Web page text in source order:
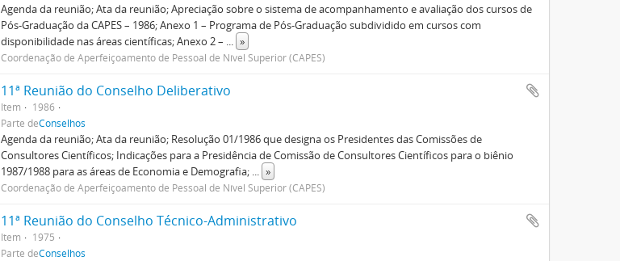
Agenda da reunião; Ata da reunião; Apreciação sobre o sistema de acompanhamento e avaliação dos cursos de
Pós-Graduação da CAPES – 1986; Anexo 1 – Programa de Pós-Graduação subdividido em cursos com
disponibilidade nas áreas científicas; Anexo 2 – ... »
Coordenação de Aperfeiçoamento de Pessoal de Nível Superior (CAPES)
11ª Reunião do Conselho Deliberativo
Item
1986
Parte deConselhos
Agenda da reunião; Ata da reunião; Resolução 01/1986 que designa os Presidentes das Comissões de
Consultores Científicos; Indicações para a Presidência de Comissão de Consultores Científicos para o biênio
1987/1988 para as áreas de Economia e Demografia; ... »
Coordenação de Aperfeiçoamento de Pessoal de Nível Superior (CAPES)
11ª Reunião do Conselho Técnico-Administrativo
Item
1975
Parte deConselhos